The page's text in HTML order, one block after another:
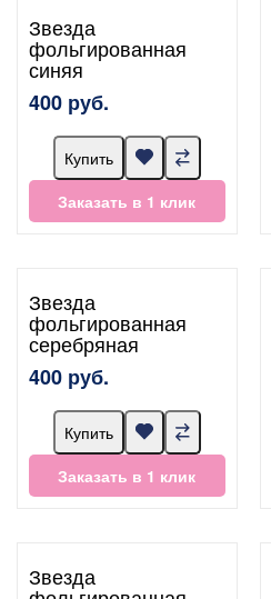
Звезда
фольгированная
синяя
400 руб.
Купить
Заказать в 1 клик
Звезда
фольгированная
серебряная
400 руб.
Купить
Заказать в 1 клик
Звезда